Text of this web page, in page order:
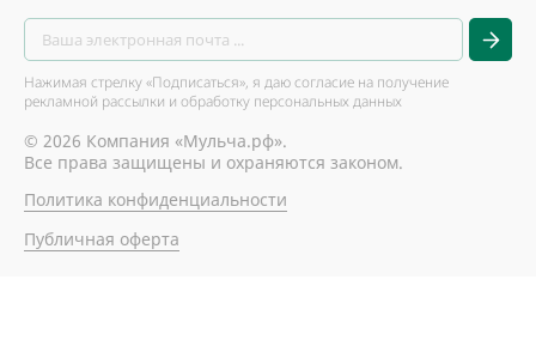
Нажимая стрелку «Подписаться», я даю согласие на получение
рекламной рассылки и обработку персональных данных
© 2026 Компания «Мульча.рф».
Все права защищены и охраняются законом.
Политика конфиденциальности
Публичная оферта